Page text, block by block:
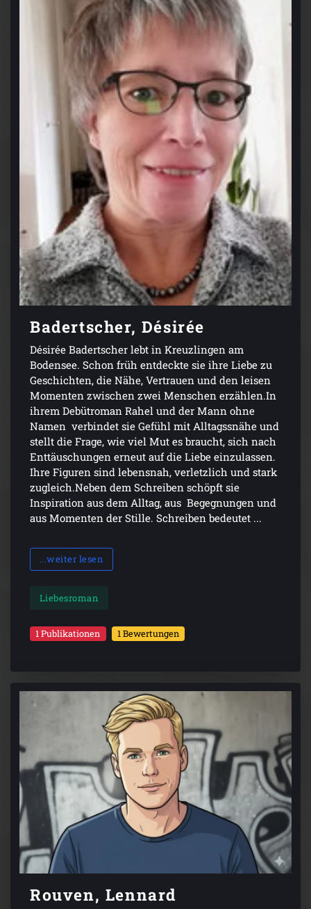
Badertscher, Désirée
Désirée Badertscher lebt in Kreuzlingen am
Bodensee. Schon früh entdeckte sie ihre Liebe zu
Geschichten, die Nähe, Vertrauen und den leisen
Momenten zwischen zwei Menschen erzählen.In
ihrem Debütroman Rahel und der Mann ohne
Namen verbindet sie Gefühl mit Alltagssnähe und
stellt die Frage, wie viel Mut es braucht, sich nach
Enttäuschungen erneut auf die Liebe einzulassen.
Ihre Figuren sind lebensnah, verletzlich und stark
zugleich.Neben dem Schreiben schöpft sie
Inspiration aus dem Alltag, aus Begegnungen und
aus Momenten der Stille. Schreiben bedeutet ...
...weiter lesen
Liebesroman
1 Publikationen 1 Bewertungen
Rouven, Lennard